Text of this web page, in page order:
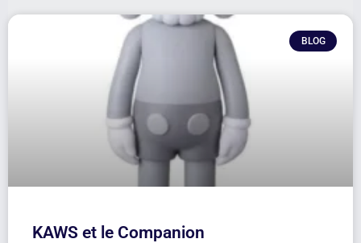
BLOG
KAWS et le Companion